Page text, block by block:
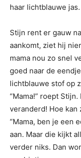
haar lichtblauwe
Stijn rent er gauw
aankomt, ziet hij
mama nou zo snel
goed naar de
lichtblauwe stof op
“Mama!” roept
veranderd! Hoe kan
“Mama, ben je een
aan. Maar die kijkt
verder niks. Dan